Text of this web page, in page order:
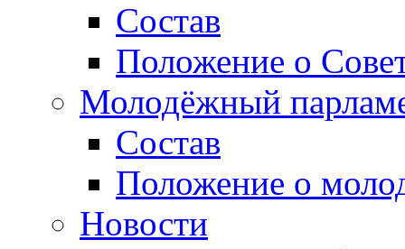
Состав
Положение о
Молодёжный
Состав
Положение о
Новости